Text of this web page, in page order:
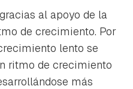
al apoyo de la
de crecimiento. Por
lento se
ritmo de crecimiento
más